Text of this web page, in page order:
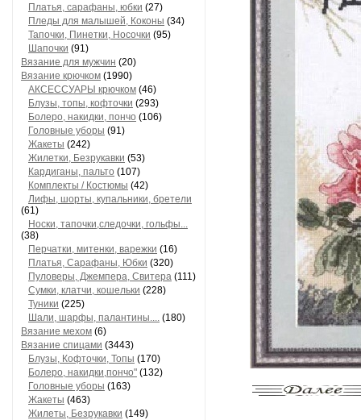
Платья, сарафаны, юбки (27)
Пледы для малышей, Коконы (34)
Тапочки, Пинетки, Носочки (95)
Шапочки (91)
Вязание для мужчин (20)
Вязание крючком (1990)
АКСЕССУАРЫ крючком (46)
Блузы, топы, кофточки (293)
Болеро, накидки, пончо (106)
Головные уборы (91)
Жакеты (242)
Жилетки, Безрукавки (53)
Кардиганы, пальто (107)
Комплекты / Костюмы (42)
Лифы, шорты, купальники, бретели
(61)
Носки, тапочки,следочки, гольфы...
(38)
Перчатки, митенки, варежки (16)
Платья, Сарафаны, Юбки (320)
Пуловеры, Джемпера, Свитера (111)
Сумки, клатчи, кошельки (228)
Туники (225)
Шали, шарфы, палантины.... (180)
Вязание мехом (6)
Вязание спицами (3443)
Блузы, Кофточки, Топы (170)
Болеро, накидки,пончо" (132)
Головные уборы (163)
Жакеты (463)
Жилеты, Безрукавки (149)